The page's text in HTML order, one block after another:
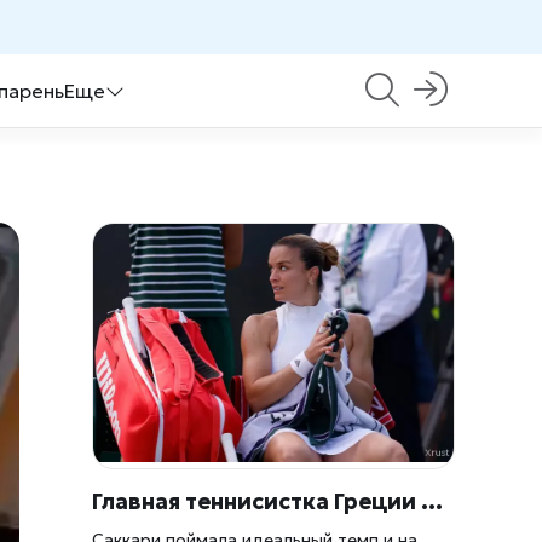
Еще
Главная теннисистка Греции Мария Саккари превратила Athens Open в свой личный турнир